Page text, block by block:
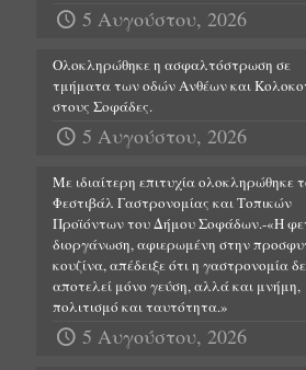
5 Αυγούστου, 2026
Ολοκληρώθηκε η ασφαλτόστρωση σε
τμήματα των οδών Ανθέων και
στους Σοφάδες.
5 Αυγούστου, 2026
Με ιδιαίτερη επιτυχία ολοκληρώθηκε
Φεστιβάλ Γαστρονομίας και Τοπικών
Προϊόντων του Δήμου Σοφάδων.-«Η
διοργάνωση, αφιερωμένη στην
κουζίνα, απέδειξε ότι η γαστρονομία
αποτελεί μόνο γεύση, αλλά και μνήμη,
πολιτισμό και ταυτότητα.»
5 Αυγούστου, 2026